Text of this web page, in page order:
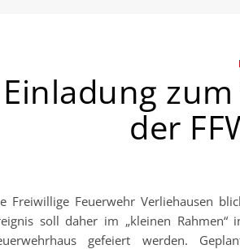
Einladung
der
Freiwillige Feuerwehr Verliehausen
soll daher im „kleinen
gefeiert werden.